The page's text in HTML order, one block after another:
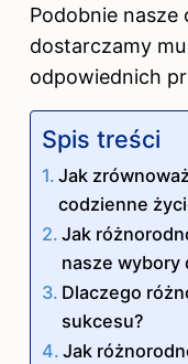
Podobnie nasze
dostarczamy
odpowiednich
Spis treści
Jak
codzienne
Jak
nasze wybory
Dlaczego
sukcesu?
Jak